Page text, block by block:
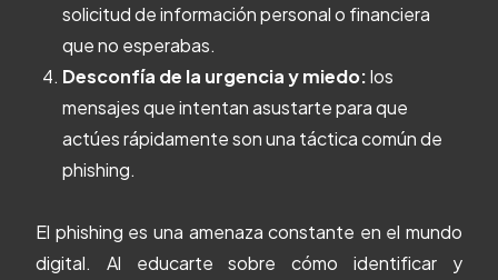
solicitud de información personal o financiera
que no esperabas.
Desconfía de la urgencia y miedo:los
mensajes que intentan asustarte para que
actúes rápidamente son una táctica común de
phishing.
El phishing es una amenaza constante en el mundo
digital. Al educarte sobre cómo identificar y